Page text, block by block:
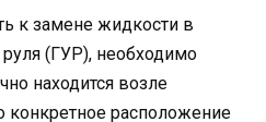
к замене жидкости в
руля (ГУР), необходимо
находится возле
конкретное расположение